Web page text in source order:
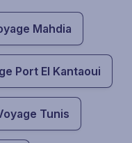
Mahdia
Port El Kantaoui
Tunis